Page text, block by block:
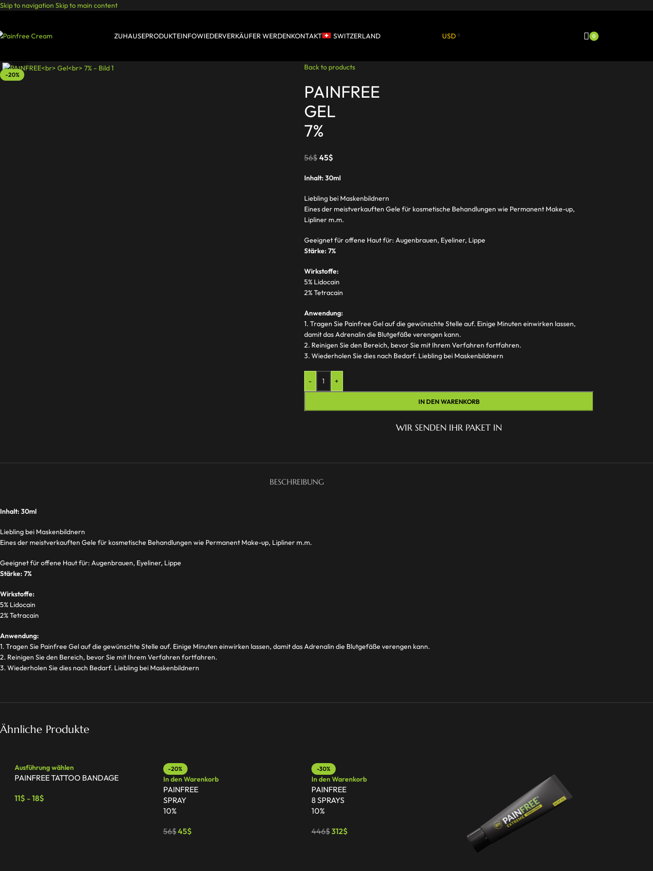
Skip to navigation Skip to main content
ZUHAUSEPRODUKTEINFOWIEDERVERKÄUFER WERDENKONTAKT SWITZERLAND USD 0
-20%
Back to products
PAINFREE
GEL
7%
56$ 45$
Inhalt: 30ml
Liebling bei Maskenbildnern
Eines der meistverkauften Gele für kosmetische Behandlungen wie Permanent Make-up,
Lipliner m.m.
Geeignet für offene Haut für: Augenbrauen, Eyeliner, Lippe
Stärke: 7%
Wirkstoffe:
5% Lidocain
2% Tetracain
Anwendung:
1. Tragen Sie Painfree Gel auf die gewünschte Stelle auf. Einige Minuten einwirken lassen,
damit das Adrenalin die Blutgefäße verengen kann.
2. Reinigen Sie den Bereich, bevor Sie mit Ihrem Verfahren fortfahren.
3. Wiederholen Sie dies nach Bedarf. Liebling bei Maskenbildnern
- +
IN DEN WARENKORB
WIR SENDEN IHR PAKET IN
BESCHREIBUNG
Inhalt: 30ml
Liebling bei Maskenbildnern
Eines der meistverkauften Gele für kosmetische Behandlungen wie Permanent Make-up, Lipliner m.m.
Geeignet für offene Haut für: Augenbrauen, Eyeliner, Lippe
Stärke: 7%
Wirkstoffe:
5% Lidocain
2% Tetracain
Anwendung:
1. Tragen Sie Painfree Gel auf die gewünschte Stelle auf. Einige Minuten einwirken lassen, damit das Adrenalin die Blutgefäße verengen kann.
2. Reinigen Sie den Bereich, bevor Sie mit Ihrem Verfahren fortfahren.
3. Wiederholen Sie dies nach Bedarf. Liebling bei Maskenbildnern
Ähnliche Produkte
Ausführung wählen
PAINFREE TATTOO BANDAGE
11$ – 18$
-20%
In den Warenkorb
PAINFREE
SPRAY
10%
56$45$
-30%
In den Warenkorb
PAINFREE
8 SPRAYS
10%
446$312$